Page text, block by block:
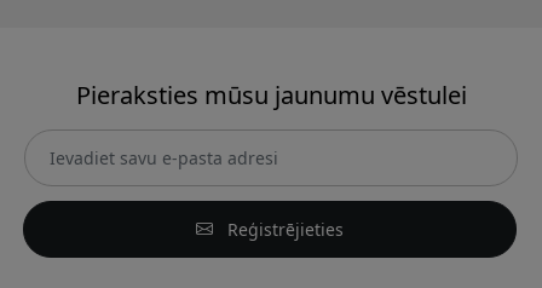
Pieraksties mūsu jaunumu vēstulei
Reģistrējieties